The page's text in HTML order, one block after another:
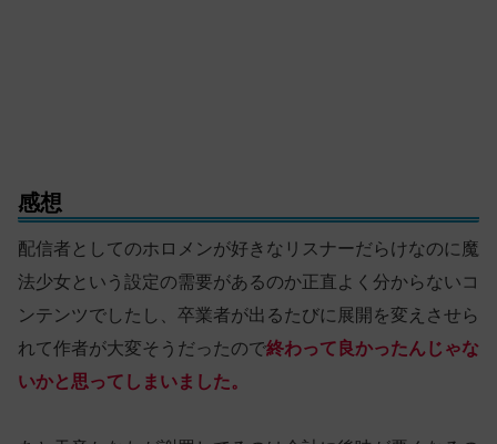
感想
配信者としてのホロメンが好きなリスナーだらけなのに魔
法少女という設定の需要があるのか正直よく分からないコ
ンテンツでしたし、卒業者が出るたびに展開を変えさせら
れて作者が大変そうだったので終わって良かったんじゃな
いかと思ってしまいました。